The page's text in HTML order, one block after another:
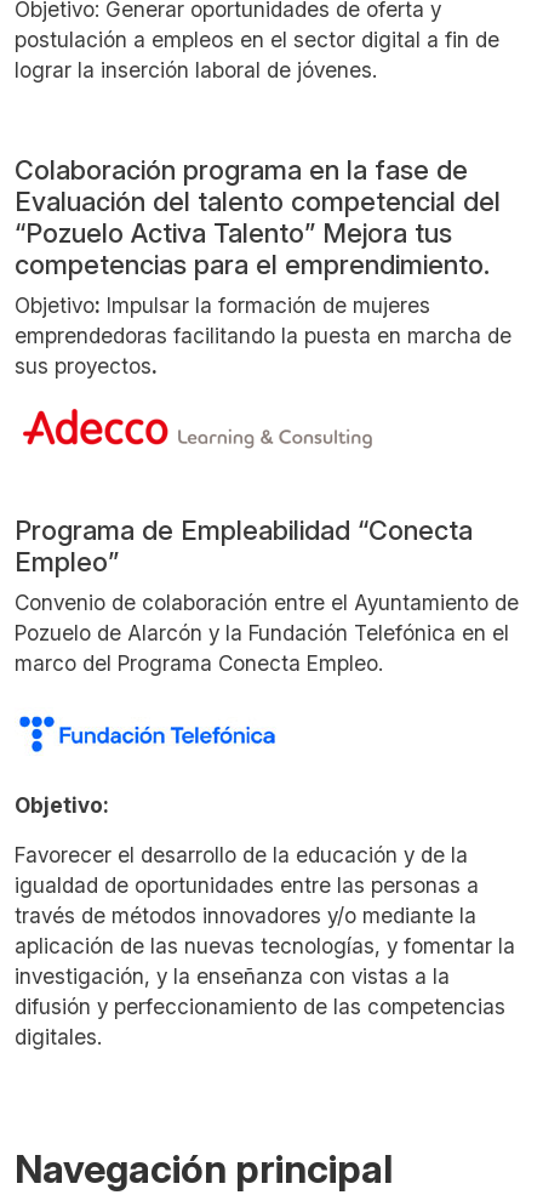
Navegación principal
Objetivo: Generar oportunidades de oferta y
postulación a empleos en el sector digital a fin de
lograr la inserción laboral de jóvenes.
Colaboración programa en la fase de
Evaluación del talento competencial del
“Pozuelo Activa Talento” Mejora tus
competencias para el emprendimiento.
Objetivo: Impulsar la formación de mujeres
emprendedoras facilitando la puesta en marcha de
sus proyectos.
Programa de Empleabilidad “Conecta
Empleo”
Convenio de colaboración entre el Ayuntamiento de
Pozuelo de Alarcón y la Fundación Telefónica en el
marco del Programa Conecta Empleo.
Objetivo:
Favorecer el desarrollo de la educación y de la
igualdad de oportunidades entre las personas a
través de métodos innovadores y/o mediante la
aplicación de las nuevas tecnologías, y fomentar la
investigación, y la enseñanza con vistas a la
difusión y perfeccionamiento de las competencias
digitales.